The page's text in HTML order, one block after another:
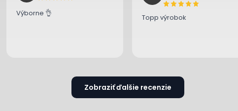
Výborne 👌 Topp výrobok
Zobraziť ďalšie recenzie